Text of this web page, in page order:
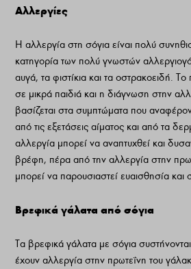
Αλλεργίες
Η αλλεργία στη σόγια είναι πολύ
κατηγορία των πολύ γνωστών
αυγά, τα φιστίκια και τα οστρακοειδή.
σε μικρά παιδιά και η διάγνωση στην
βασίζεται στα συμπτώματα που
από τις εξετάσεις αίματος και από τα
αλλεργία μπορεί να αναπτυχθεί και
βρέφη, πέρα από την αλλεργία στην
μπορεί να παρουσιαστεί ευαισθησία
Βρεφικά γάλατα από σόγια
Τα βρεφικά γάλατα με σόγια
έχουν αλλεργία στην πρωτεΐνη του